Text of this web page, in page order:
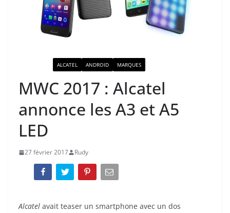
ALCATEL ANDROID MARQUES
MWC 2017 : Alcatel
annonce les A3 et A5
LED
27 février 2017 Rudy
Alcatel avait teaser un smartphone avec un dos